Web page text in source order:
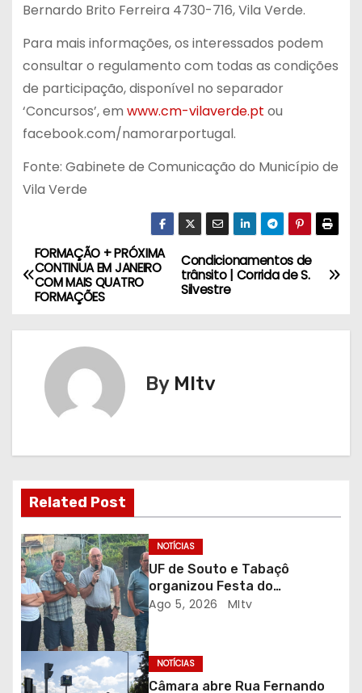
Bernardo Brito Ferreira 4730-716, Vila Verde.
Para mais informações, os interessados podem
consultar o regulamento com todas as condições
de participação, disponível no separador
‘Concursos’, em www.cm-vilaverde.pt ou
facebook.com/namorarportugal.
Fonte: Gabinete de Comunicação do Município de
Vila Verde
N
a
v
ç
ã
o
d
e
r
Condicionamentos de
trânsito | Corrida de S.
Silvestre
FORMAÇÃO + PRÓXIMA
CONTINUA EM JANEIRO
COM MAIS QUATRO
FORMAÇÕES
By MItv
Related Post
NOTÍCIAS
UF de Souto e Tabaçô
organizou Festa do
Emigrante
Ago 5, 2026 MItv
NOTÍCIAS
Câmara abre Rua Fernando